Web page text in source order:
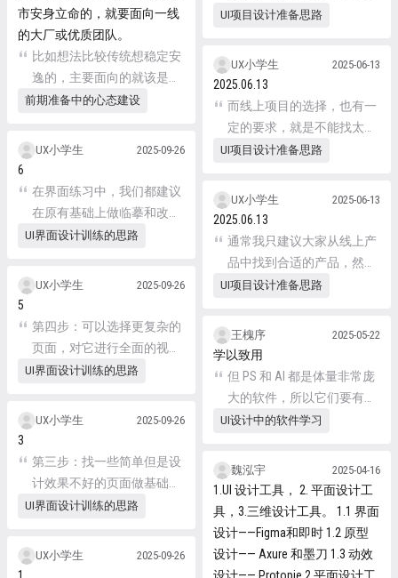
市安身立命的，就要面向一线
的大厂或优质团队。
比如想法比较传统想稳定安
逸的，主要面向的就该是国
企、外企。而更想出人头地
面向一线的大厂或优质团
前期准备中的心态建设
UX小学生 2025-09-26
6
在界面练习中，我们都建议
在原有基础上做临摹和改
版，是因为这样我们也不用
的问题，能更专注于界面视
UI界面设计训练的思路
UX小学生 2025-09-26
5
第四步：可以选择更复杂的
页面，对它进行全面的视觉
改造，尽可能输出更复杂、
练习可以一直做下去，不管
UI界面设计训练的思路
UX小学生 2025-09-26
3
第三步：找一些简单但是设
计效果不好的页面做基础的
视觉改版，以解决原有视觉
自己觉得再也没有提升为
UI界面设计训练的思路
UX小学生 2025-09-26
同为设计师的面试官会在日
在招聘环境中被相同的套路
说服。
UI项目设计准备思路
UX小学生 2025-06-13
2025.06.13
而线上项目的选择，也有一
定的要求，就是不能找太大
众、太复杂、太简单、太专
信心能做的比原来更好的产
品。因为初学者做改版就是
证明自己能做出比一般线上
产品更好的设计，如果结果
反不如初，那就很难获得认
UI项目设计准备思路
UX小学生 2025-06-13
2025.06.13
通常我只建议大家从线上产
品中找到合适的产品，然后
做项目的改版设计，而不是
计出来。
UI项目设计准备思路
王槐序 2025-05-22
学以致用
但 PS 和 AI 都是体量非常庞
大的软件，所以它们要有针
对性，尽量以相关关案例演
种数百小时大而全的教学。
比如 PS 围绕运营图、文字
特效的案例演示教程，AI 则
围绕工具图标、IP 形象的案
例演示教程，这种结合可以
让软件学习的效果最大化，
UI设计中的软件学习
魏泓宇 2025-04-16
1.UI 设计工具， 2. 平面设计工
具，3.三维设计工具。 1.1 界面
设计——Figma和即时 1.2 原型
设计—— Axure 和墨刀 1.3 动效